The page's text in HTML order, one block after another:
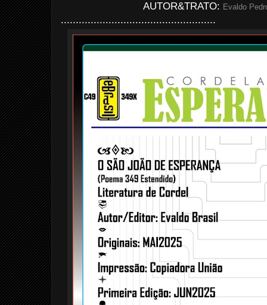
AUTOR&TRATO: Evaldo
....................................................